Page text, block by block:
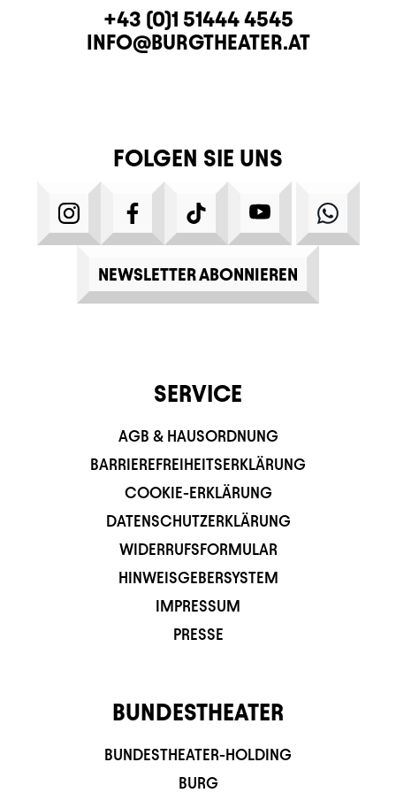
KONTAKTTELEFON
+43 (0)1 51444 4545
E-MAIL
INFO@BURGTHEATER.AT
FOLGEN SIE UNS
INSTAGRAMFACEBOOKTIKTOK YOUTUBE
NEWSLETTER ABONNIEREN
SERVICE
AGB & HAUSORDNUNG
BARRIEREFREIHEITSERKLÄRUNG
COOKIE-ERKLÄRUNG
DATENSCHUTZERKLÄRUNG
WIDERRUFSFORMULAR
HINWEISGEBERSYSTEM
IMPRESSUM
PRESSE
BUNDESTHEATER
BUNDESTHEATER-HOLDING
BURG